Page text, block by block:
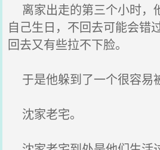
离家出走的第三个小时，
自己生日，不回去可能会错
回去又有些拉不下脸。
于是他躲到了一个很容易
沈家老宅。